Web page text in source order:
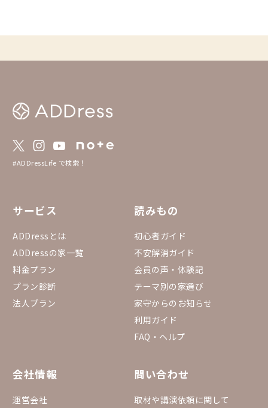
予約可能期間が伸びています。ご自身でお気
ださい😎） 飛行機や新幹線・バスなどの早
#ADDressLife で検索！
サービス
ADDressとは
ADDressの家一覧
料金プラン
プラン診断
法人プラン
読みもの
初心者ガイド
不安解消ガイド
会員の声・体験記
テーマ別の家選び
家守からのお知らせ
利用ガイド
FAQ・ヘルプ
会社情報
運営会社
問い合わせ
取材や講演依頼に関して